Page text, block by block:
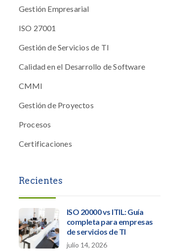
Gestión Empresarial
ISO 27001
Gestión de Servicios de TI
Calidad en el Desarrollo de Software
CMMI
Gestión de Proyectos
Procesos
Certificaciones
Recientes
ISO 20000 vs ITIL: Guía
completa para empresas
de servicios de TI
julio 14, 2026